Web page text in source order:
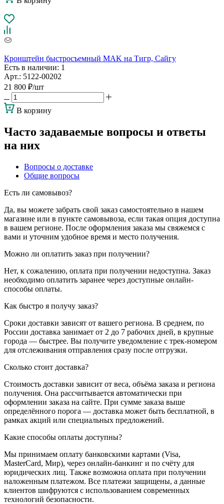
Кронштейн быстросъемный MAK на Тигр, Сайгу
Есть в наличии: 1
Арт.: 5122-00202
21 800 ₽/шт
В корзину
Часто задаваемые вопросы и ответы
на них
Вопросы о доставке
Общие вопросы
Есть ли самовывоз?
Да, вы можете забрать свой заказ самостоятельно в нашем
магазине или в пункте самовывоза, если такая опция доступна
в вашем регионе. После оформления заказа мы свяжемся с
вами и уточним удобное время и место получения.
Можно ли оплатить заказ при получении?
Нет, к сожалению, оплата при получении недоступна. Заказ
необходимо оплатить заранее через доступные онлайн-
способы оплаты.
Как быстро я получу заказ?
Сроки доставки зависят от вашего региона. В среднем, по
России доставка занимает от 2 до 7 рабочих дней, в крупные
города — быстрее. Вы получите уведомление с трек-номером
для отслеживания отправления сразу после отгрузки.
Сколько стоит доставка?
Стоимость доставки зависит от веса, объёма заказа и региона
получения. Она рассчитывается автоматически при
оформлении заказа на сайте. При сумме заказа выше
определённого порога — доставка может быть бесплатной, в
рамках акций или специальных предложений.
Какие способы оплаты доступны?
Мы принимаем оплату банковскими картами (Visa,
MasterCard, Мир), через онлайн-банкинг и по счёту для
юридических лиц. Также возможна оплата при получении
наложенным платежом. Все платежи защищены, а данные
клиентов шифруются с использованием современных
технологий безопасности.